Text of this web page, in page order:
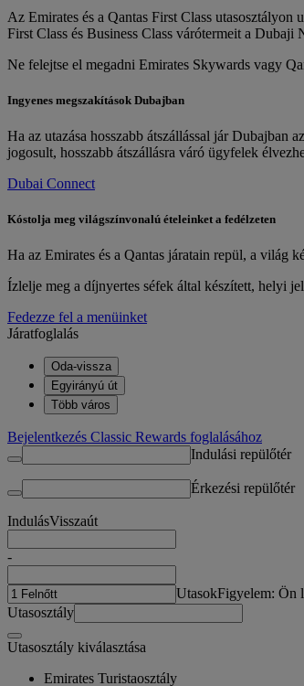
Az Emirates és a Qantas First Class
First Class és Business Class várótermeit a
Ne felejtse el megadni Emirates Skywards vagy
Ingyenes megszakítások Dubajban
Ha az utazása hosszabb átszállással jár Dubajban
jogosult, hosszabb átszállásra váró ügyfelek
Dubai Connect
Kóstolja meg világszínvonalú ételeinket a fedélzeten
Ha az Emirates és a Qantas járatain repül, a világ
Ízlelje meg a díjnyertes séfek által készített, helyi
Fedezze fel a menüinket
Járatfoglalás
Oda-vissza
Egyirányú út
Több város
Bejelentkezés Classic Rewards foglalásához
Indulási repülőtér
Érkezési repülőtér
IndulásVisszaút
-
UtasokFigyelem: Ön
Utasosztály
Utasosztály kiválasztása
Emirates Turistaosztály